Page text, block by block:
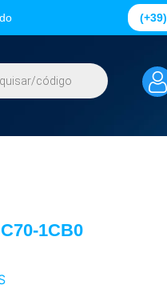
1CB0